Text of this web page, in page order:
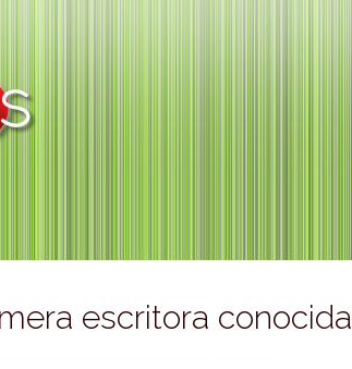
escritora conocida